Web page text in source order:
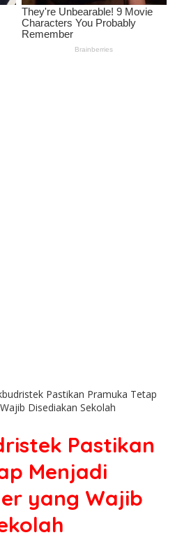
Pastikan Pramuka Tetap
Disediakan Sekolah
Pastikan
Menjadi
yang Wajib